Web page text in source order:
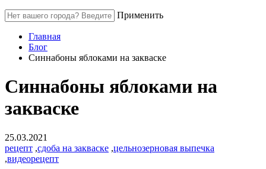
Применить
Главная
Блог
Синнабоны яблоками на закваске
Синнабоны яблоками на
закваске
25.03.2021
рецепт ,сдоба на закваске ,цельнозерновая выпечка
,видеорецепт